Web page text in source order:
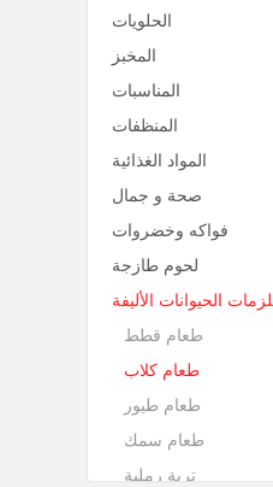
الحلويات
المخبز
المناسبات
المنظفات
المواد الغذائية
صحة و جمال
فواكه وخضروات
لحوم طازجة
الحيوانات الأليفة
طعام قطط
طعام كلاب
طعام طيور
طعام سمك
تربة رملية